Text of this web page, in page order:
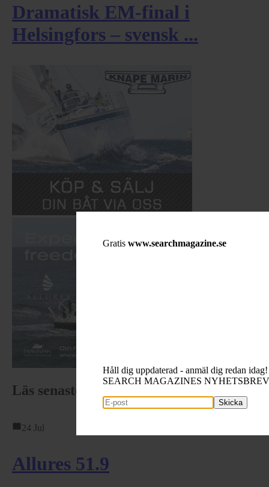
Dramatisk EM-final i
Helsingfors – svensk ...
Läs senaste båttesterna
24 Jul
Allures 51.9
Gratis www.searchmagazine.se
Håll dig uppdaterad - anmäl dig redan idag!
SEARCH MAGAZINES NYHETSBREV
Skicka